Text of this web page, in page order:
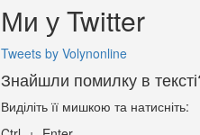
Ми у Twitter
Tweets by Volynonline
Знайшли помилку в
Виділіть її мишкою та натисніть: